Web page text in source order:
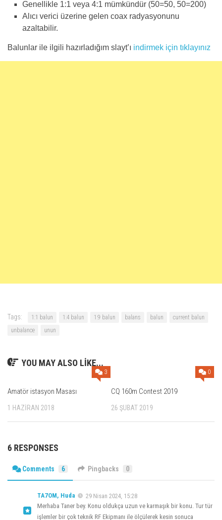
Genellikle 1:1 veya 4:1 mümkündür (50=50, 50=200)
Alıcı verici üzerine gelen coax radyasyonunu
azaltabilir.
Balunlar ile ilgili hazırladığım slayt’ı indirmek için tıklayınız
Tags: 1:1 balun 1:4 balun 1:9 balun balans balun
current balun
unbalance
unun
YOU MAY ALSO LIKE...
3
Amatör istasyon Masası
1 HAZIRAN 2018
0
CQ 160m Contest 2019
26 ŞUBAT 2019
6 RESPONSES
Comments 6 Pingbacks 0
TA7OM, Huda
29 Nisan 2024, 15:28
Merhaba Taner bey. Konu oldukça uzun ve karmaşık bir konu. Tur tür
işlemler bir çok teknik RF Ekipmanı ile ölçülerek kesin sonuca